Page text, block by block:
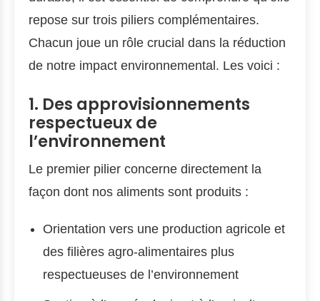
repose sur trois piliers complémentaires.
Chacun joue un rôle crucial dans la réduction
de notre impact environnemental. Les voici :
1. Des approvisionnements
respectueux de
l’environnement
Le premier pilier concerne directement la
façon dont nos aliments sont produits :
Orientation vers une production agricole et
des filières agro-alimentaires plus
respectueuses de l’environnement